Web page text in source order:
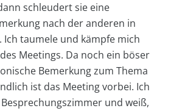
schleudert sie eine
nach der anderen in
Ich taumele und kämpfe mich
Meetings. Da noch ein böser
Bemerkung zum Thema
ist das Meeting vorbei. Ich
und weiß,